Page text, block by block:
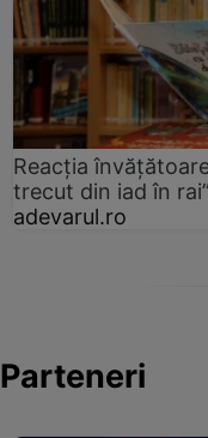
Reacția
trecut din iad în
adevarul.ro
Parteneri